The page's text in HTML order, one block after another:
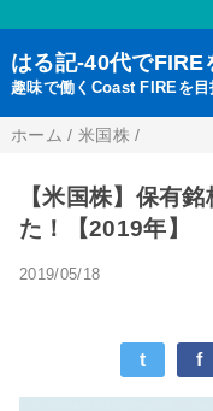
はる記-40代でFIRE
趣味で働くCoast FIREを
ホーム / 米国株 /
【米国株】保有
た！【2019年】
2019/05/18
t f